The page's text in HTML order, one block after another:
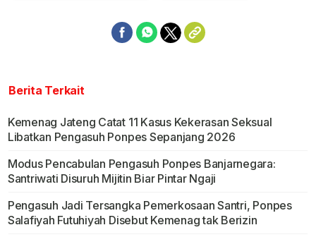
Berita Terkait
Kemenag Jateng Catat 11 Kasus Kekerasan Seksual
Libatkan Pengasuh Ponpes Sepanjang 2026
Modus Pencabulan Pengasuh Ponpes Banjarnegara:
Santriwati Disuruh Mijitin Biar Pintar Ngaji
Pengasuh Jadi Tersangka Pemerkosaan Santri, Ponpes
Salafiyah Futuhiyah Disebut Kemenag tak Berizin